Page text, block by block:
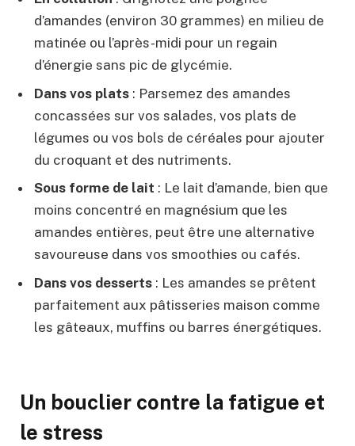
d’amandes (environ 30 grammes) en milieu de
matinée ou l’après-midi pour un regain
d’énergie sans pic de glycémie.
Dans vos plats : Parsemez des amandes
concassées sur vos salades, vos plats de
légumes ou vos bols de céréales pour ajouter
du croquant et des nutriments.
Sous forme de lait : Le lait d’amande, bien que
moins concentré en magnésium que les
amandes entières, peut être une alternative
savoureuse dans vos smoothies ou cafés.
Dans vos desserts : Les amandes se prêtent
parfaitement aux pâtisseries maison comme
les gâteaux, muffins ou barres énergétiques.
Un bouclier contre la fatigue et
le stress